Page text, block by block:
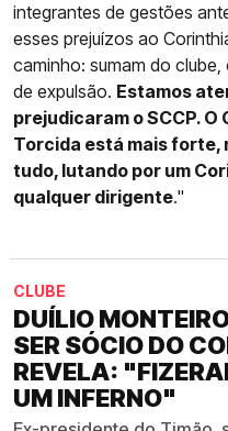
integrantes de gestões
esses prejuízos ao
caminho: sumam do
de expulsão. Estamos
prejudicaram o SCCP.
Torcida está mais forte,
tudo, lutando por um
qualquer dirigente."
CLUBE
DUÍLIO
SER SÓCIO DO
REVELA:
UM INFERNO"